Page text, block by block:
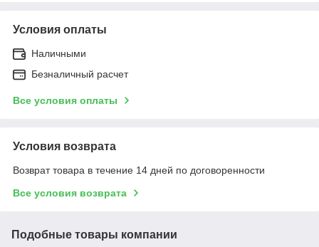
Условия оплаты
Наличными
Безналичный расчет
Все условия оплаты
Условия возврата
Возврат товара в течение 14 дней по договоренности
Все условия возврата
Подобные товары компании